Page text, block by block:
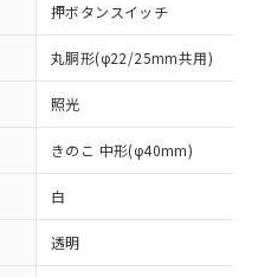
押ボタンスイッチ
丸胴形(φ22/25mm共用)
照光
きのこ 中形(φ40mm)
白
透明